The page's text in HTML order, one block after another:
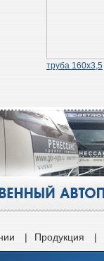
труба 160х3,5
| Продукция |